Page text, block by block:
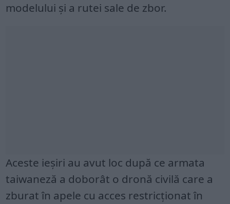
modelului și a rutei sale de zbor.
Aceste ieșiri au avut loc după ce armata
taiwaneză a doborât o dronă civilă care a
zburat în apele cu acces restricționat în